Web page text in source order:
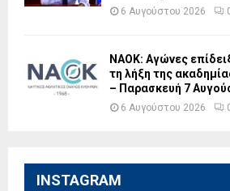
6 Αυγούστου 2026
ΝΑΟΚ: Αγώνες
τη λήξη της
– Παρασκευή 7
6 Αυγούστου 2026
INSTAGRAM